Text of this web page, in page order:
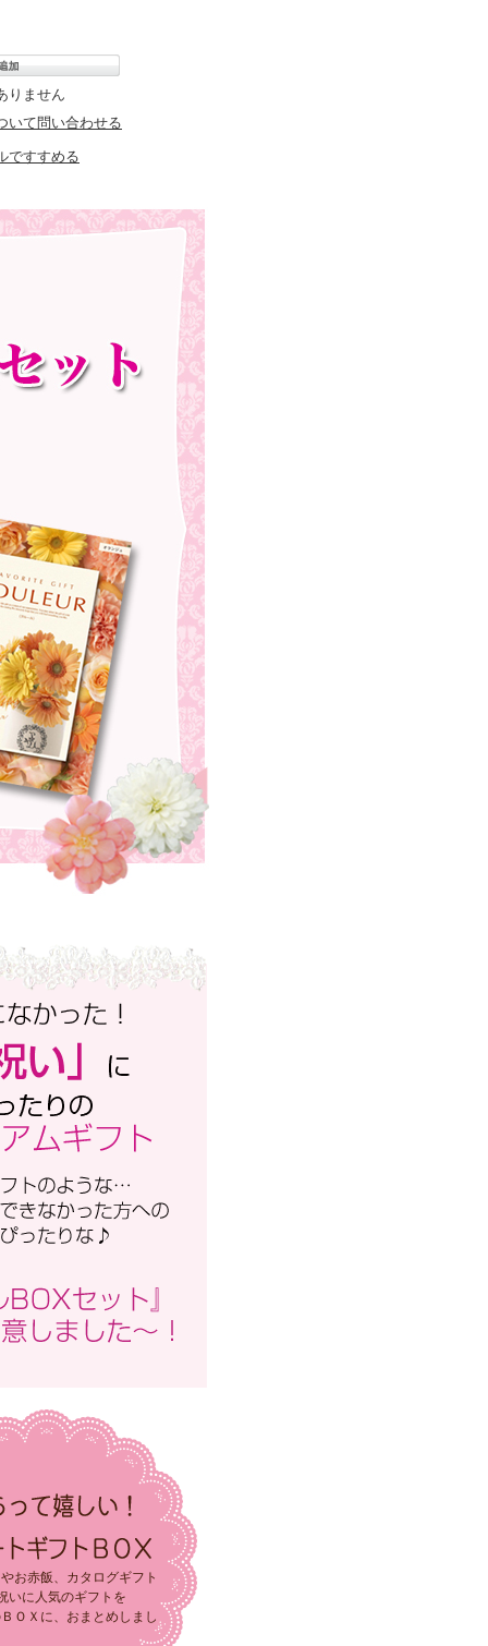
りません
いて問い合わせる
ですすめる
お赤飯、カタログギフト
いに人気のギフトを
ＯＸに、おまとめしまし